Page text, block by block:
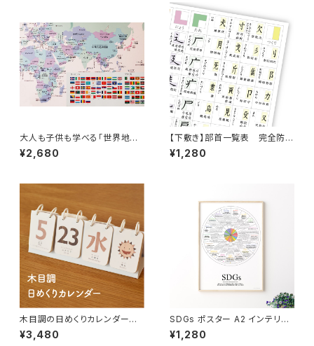
大人も子供も学べる「世界地図」
ポスター B2サイズ
¥2,680
【下敷き】部首一覧表 完全防
水 漢字 小学生 中学生
高校生 角丸 A4サイズ ソノ
¥1,280
木目調の日めくりカレンダー♪
インテリア 北欧 おしゃれ
¥3,480
SDGs ポスター A2 インテリア
に飾れる◎地球 環境を守るた
めに
¥1,280